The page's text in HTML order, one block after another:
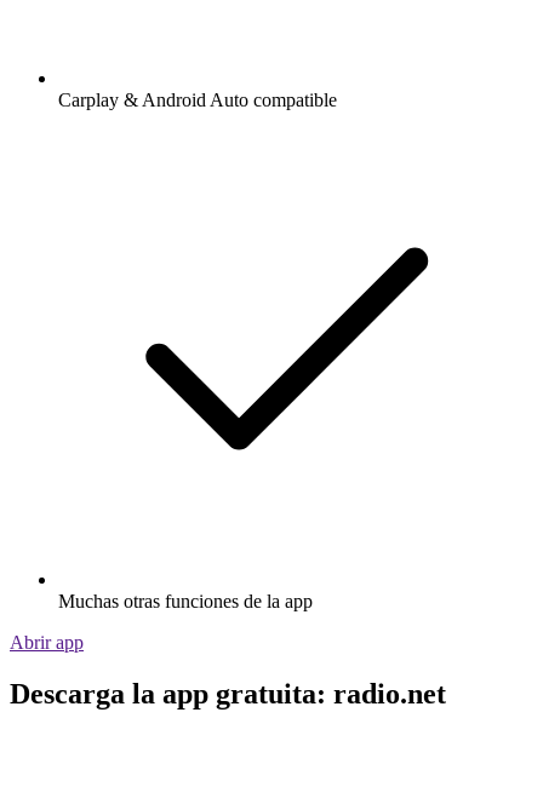
Carplay & Android Auto compatible
Muchas otras funciones de la app
Abrir app
Descarga la app gratuita: radio.net